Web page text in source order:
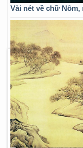
Vài nét về chữ